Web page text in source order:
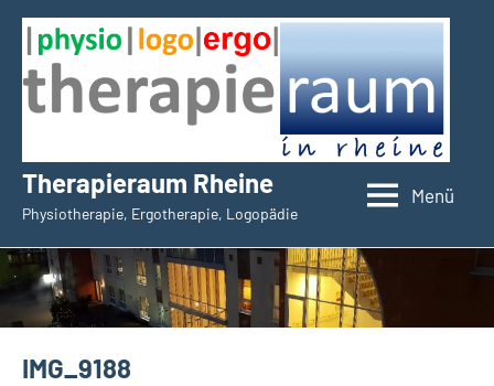
Zum
Inhalt
springen
Therapieraum Rheine
Physiotherapie, Ergotherapie, Logopädie
Menü
IMG_9188